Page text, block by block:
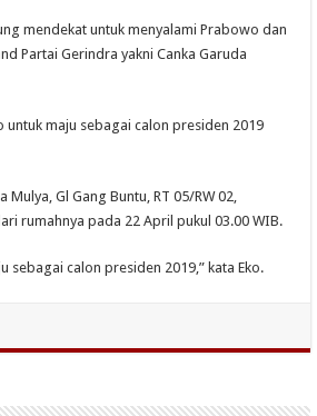
mendekat untuk menyalami Prabowo dan
Partai Gerindra yakni Canka Garuda
maju sebagai calon presiden 2019
Gl Gang Buntu, RT 05/RW 02,
rumahnya pada 22 April pukul 03.00 WIB.
calon presiden 2019,” kata Eko.